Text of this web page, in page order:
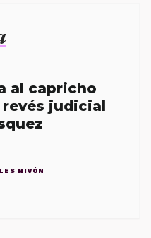
al capricho
judicial
NIVÓN